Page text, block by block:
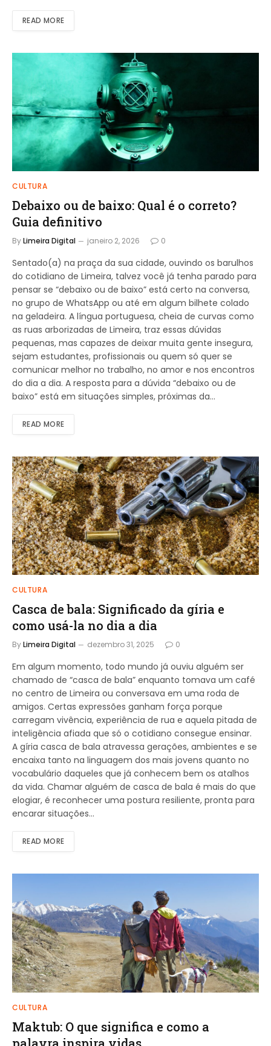
READ MORE
CULTURA
Debaixo ou de baixo: Qual é o correto?
Guia definitivo
ByLimeira Digital janeiro 2, 2026 0
Sentado(a) na praça da sua cidade, ouvindo os barulhos
do cotidiano de Limeira, talvez você já tenha parado para
pensar se “debaixo ou de baixo” está certo na conversa,
no grupo de WhatsApp ou até em algum bilhete colado
na geladeira. A língua portuguesa, cheia de curvas como
as ruas arborizadas de Limeira, traz essas dúvidas
pequenas, mas capazes de deixar muita gente insegura,
sejam estudantes, profissionais ou quem só quer se
comunicar melhor no trabalho, no amor e nos encontros
do dia a dia. A resposta para a dúvida “debaixo ou de
baixo” está em situações simples, próximas da…
READ MORE
CULTURA
Casca de bala: Significado da gíria e
como usá-la no dia a dia
ByLimeira Digital dezembro 31, 2025 0
Em algum momento, todo mundo já ouviu alguém ser
chamado de “casca de bala” enquanto tomava um café
no centro de Limeira ou conversava em uma roda de
amigos. Certas expressões ganham força porque
carregam vivência, experiência de rua e aquela pitada de
inteligência afiada que só o cotidiano consegue ensinar.
A gíria casca de bala atravessa gerações, ambientes e se
encaixa tanto na linguagem dos mais jovens quanto no
vocabulário daqueles que já conhecem bem os atalhos
da vida. Chamar alguém de casca de bala é mais do que
elogiar, é reconhecer uma postura resiliente, pronta para
encarar situações…
READ MORE
CULTURA
Maktub: O que significa e como a
palavra inspira vidas